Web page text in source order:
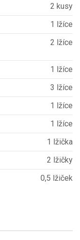
2 kusy
1 lžíce
2 lžíce
1 lžíce
3 lžíce
1 lžíce
1 lžíce
1 lžička
2 lžičky
0,5 lžiček